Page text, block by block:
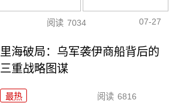
阅读 7034 07-27
里海破局：乌军袭伊商船背后的
三重战略图谋
最热 阅读 6816